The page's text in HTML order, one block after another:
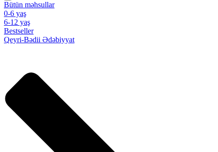
Bütün məhsullar
0-6 yaş
6-12 yaş
Bestseller
Qeyri-Bədii Ədəbiyyat